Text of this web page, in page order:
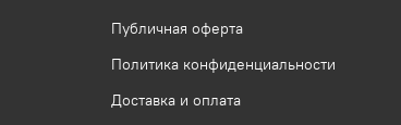
Публичная оферта
Политика конфиденциальности
Доставка и оплата